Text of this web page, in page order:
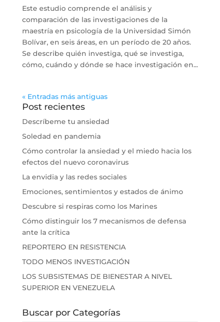
Este estudio comprende el análisis y
comparación de las investigaciones de la
maestría en psicología de la Universidad Simón
Bolívar, en seis áreas, en un período de 20 años.
Se describe quién investiga, qué se investiga,
cómo, cuándo y dónde se hace investigación en...
« Entradas más antiguas
Post recientes
Descríbeme tu ansiedad
Soledad en pandemia
Cómo controlar la ansiedad y el miedo hacia los
efectos del nuevo coronavirus
La envidia y las redes sociales
Emociones, sentimientos y estados de ánimo
Descubre si respiras como los Marines
Cómo distinguir los 7 mecanismos de defensa
ante la crítica
REPORTERO EN RESISTENCIA
TODO MENOS INVESTIGACIÓN
LOS SUBSISTEMAS DE BIENESTAR A NIVEL
SUPERIOR EN VENEZUELA
Buscar por Categorías